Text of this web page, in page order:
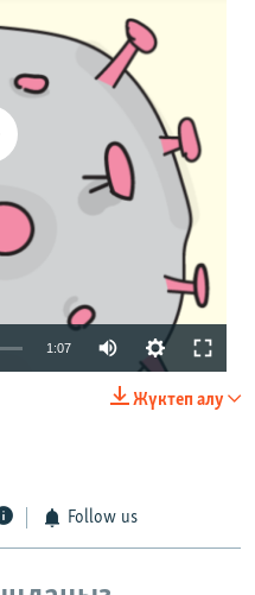
available
1:07
270p
Жүктеп алу
Follow us